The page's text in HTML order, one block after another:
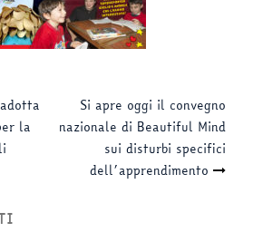
la
Si apre oggi il convegno
nazionale di Beautiful Mind
sui disturbi specifici
dell’apprendimento